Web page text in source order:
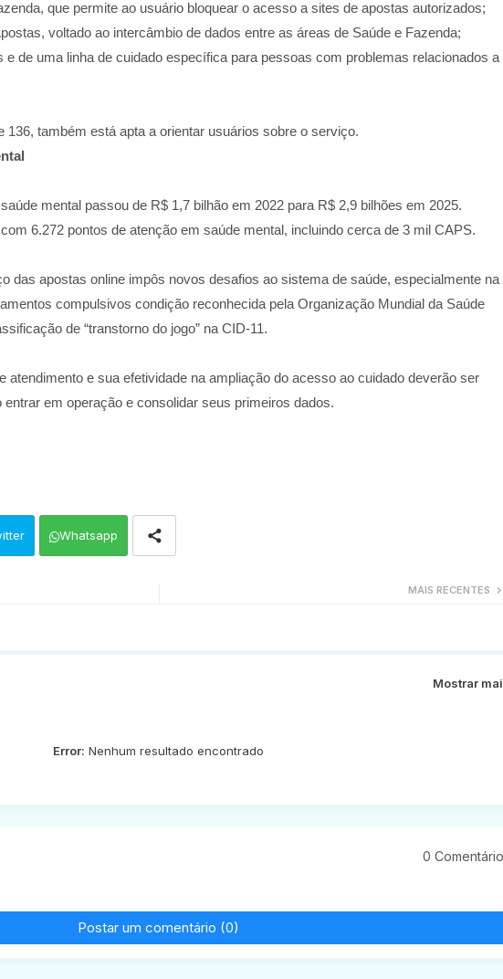
que permite ao usuário bloquear o acesso a sites de apostas autorizados;
voltado ao intercâmbio de dados entre as áreas de Saúde e Fazenda;
de uma linha de cuidado específica para pessoas com problemas relacionados a
136, também está apta a orientar usuários sobre o serviço.
mental passou de R$ 1,7 bilhão em 2022 para R$ 2,9 bilhões em 2025.
6.272 pontos de atenção em saúde mental, incluindo cerca de 3 mil CAPS.
das apostas online impôs novos desafios ao sistema de saúde, especialmente na
compulsivos condição reconhecida pela Organização Mundial da Saúde
de “transtorno do jogo” na CID-11.
atendimento e sua efetividade na ampliação do acesso ao cuidado deverão ser
em operação e consolidar seus primeiros dados.
Whatsapp
MAIS RECENTES
Mostrar
Error: Nenhum resultado encontrado
0
Postar um comentário (0)